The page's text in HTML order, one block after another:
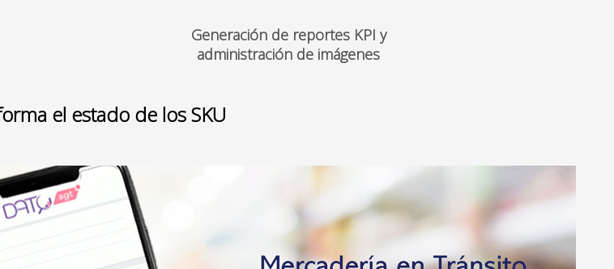
Generación de reportes KPI y
administración de imágenes
el estado de los SKU